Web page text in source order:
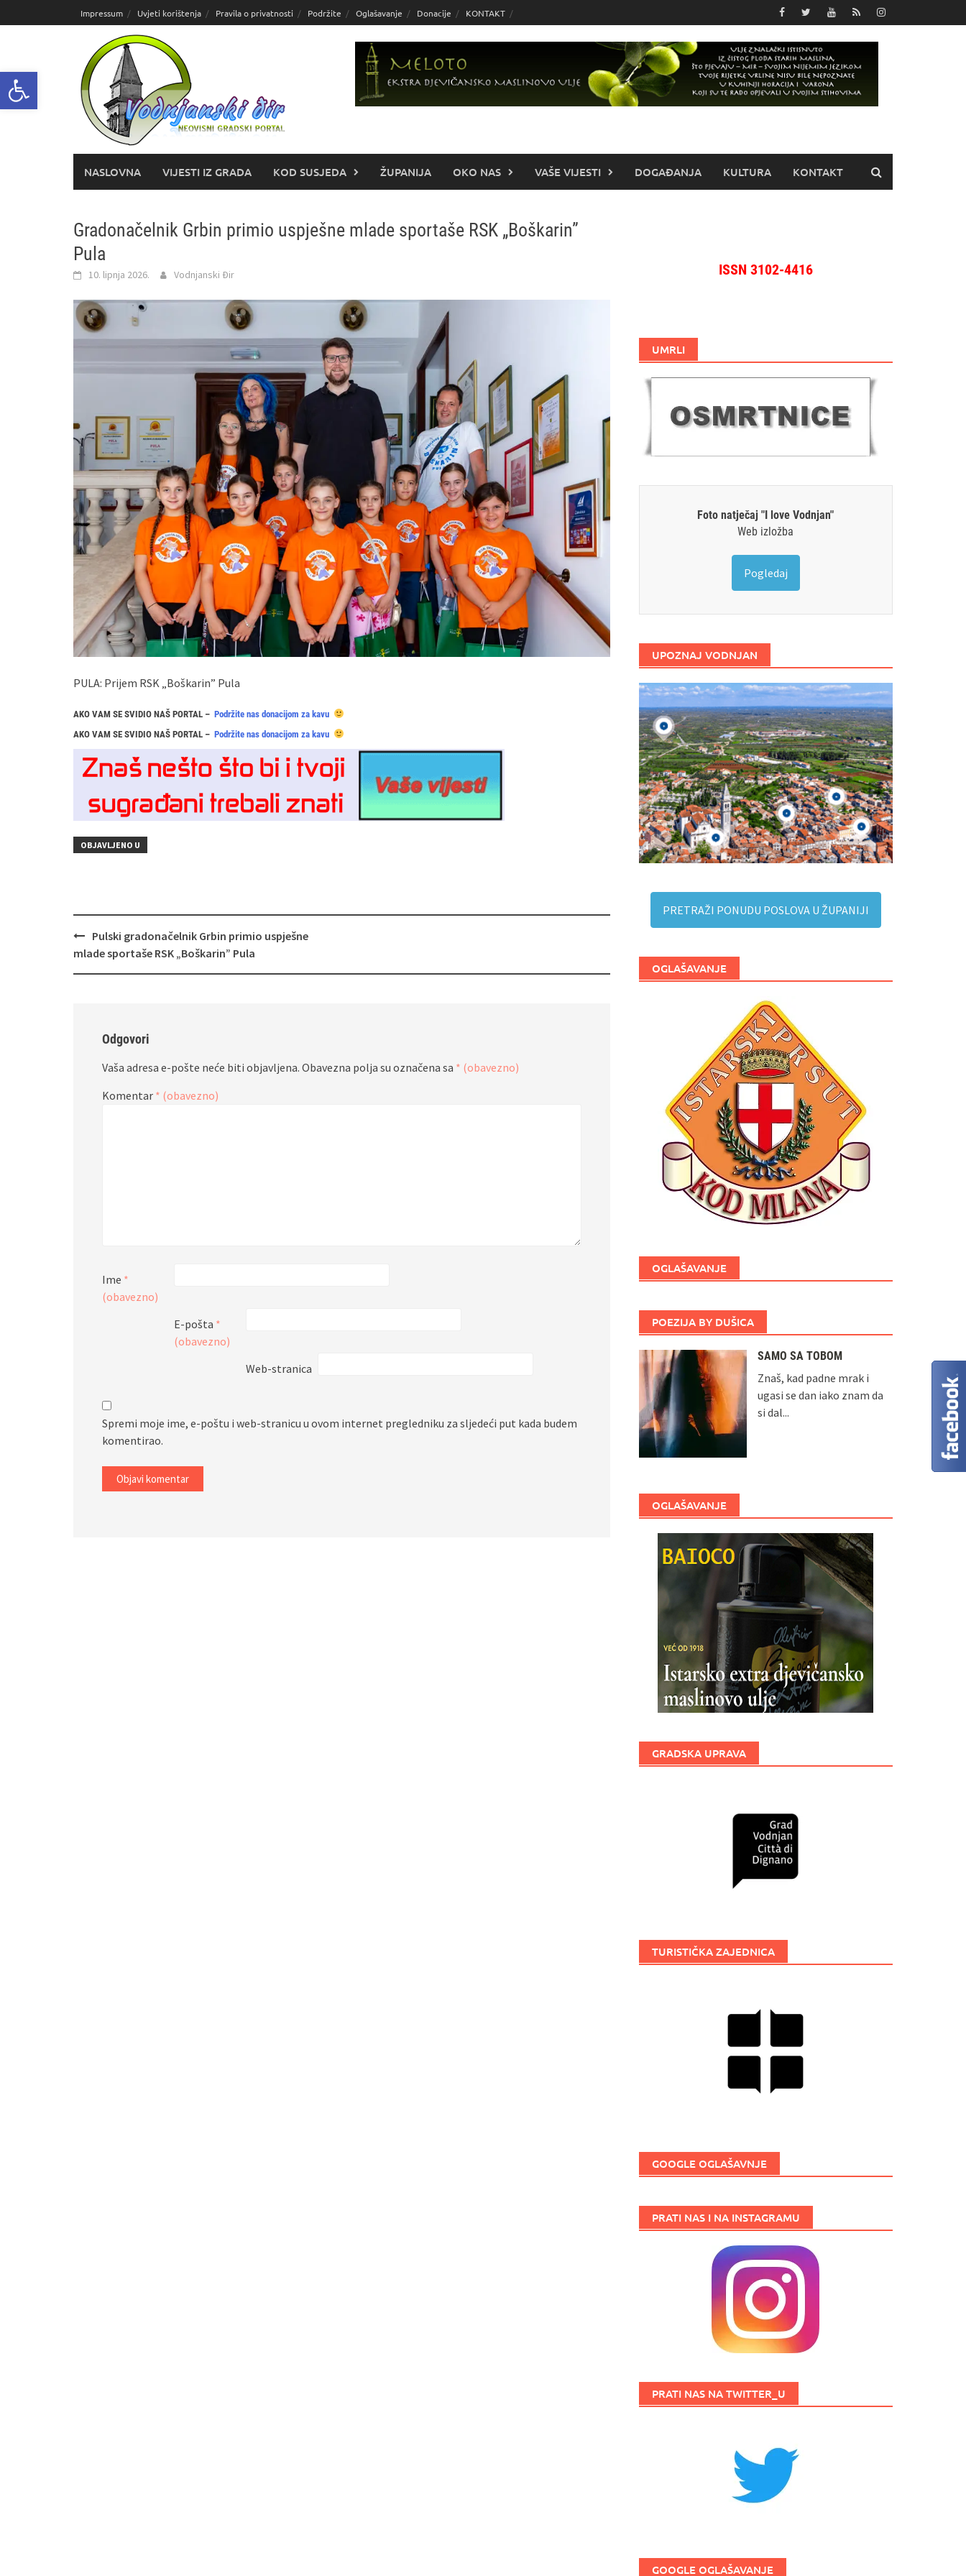
Open toolbar
do
Impressum Uvjeti korištenja Pravila o privatnosti Podržite Oglašavanje Donacije KONTAKT
NASLOVNA VIJESTI IZ GRADA KOD SUSJEDA ŽUPANIJA OKO NAS VAŠE VIJESTI DOGAĐANJA KULTURA KONTAKT
Gradonačelnik Grbin primio uspješne mlade sportaše RSK „Boškarin”
Pula
10. lipnja 2026. Vodnjanski Đir
PULA: Prijem RSK „Boškarin” Pula
AKO VAM SE SVIDIO NAŠ PORTAL – Podržite nas donacijom za kavu
AKO VAM SE SVIDIO NAŠ PORTAL – Podržite nas donacijom za kavu
OBJAVLJENO U
Navigacija
objava
Pulski gradonačelnik Grbin primio uspješne
mlade sportaše RSK „Boškarin” Pula
Odgovori
Vaša adresa e-pošte neće biti objavljena. Obavezna polja su označena sa * (obavezno)
Komentar * (obavezno)
Ime *
(obavezno)
E-pošta *
(obavezno)
Web-stranica
Spremi moje ime, e-poštu i web-stranicu u ovom internet pregledniku za sljedeći put kada budem
komentirao.
ISSN 3102-4416
UMRLI
Foto natječaj "I love Vodnjan"
Web izložba
Pogledaj
UPOZNAJ VODNJAN
PRETRAŽI PONUDU POSLOVA U ŽUPANIJI
OGLAŠAVANJE
OGLAŠAVANJE
POEZIJA BY DUŠICA
SAMO SA TOBOM
Znaš, kad padne mrak i
ugasi se dan iako znam da
si dal...
OGLAŠAVANJE
GRADSKA UPRAVA
TURISTIČKA ZAJEDNICA
GOOGLE OGLAŠAVNJE
PRATI NAS I NA INSTAGRAMU
PRATI NAS NA TWITTER_U
GOOGLE OGLAŠAVANJE